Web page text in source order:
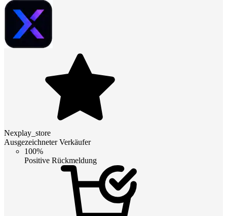
Nexplay_store
Ausgezeichneter Verkäufer
100%
Positive Rückmeldung